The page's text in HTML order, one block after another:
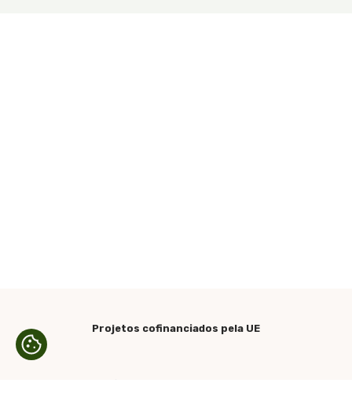
Projetos cofinanciados pela UE